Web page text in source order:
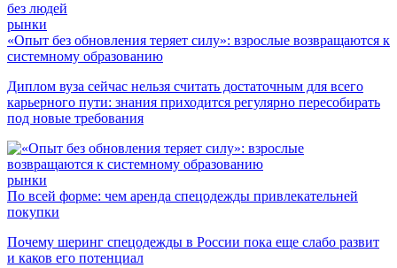
рынки
«Опыт без обновления теряет силу»: взрослые возвращаются к
системному образованию
Диплом вуза сейчас нельзя считать достаточным для всего
карьерного пути: знания приходится регулярно пересобирать
под новые требования
рынки
По всей форме: чем аренда спецодежды привлекательней
покупки
Почему шеринг спецодежды в России пока еще слабо развит
и каков его потенциал